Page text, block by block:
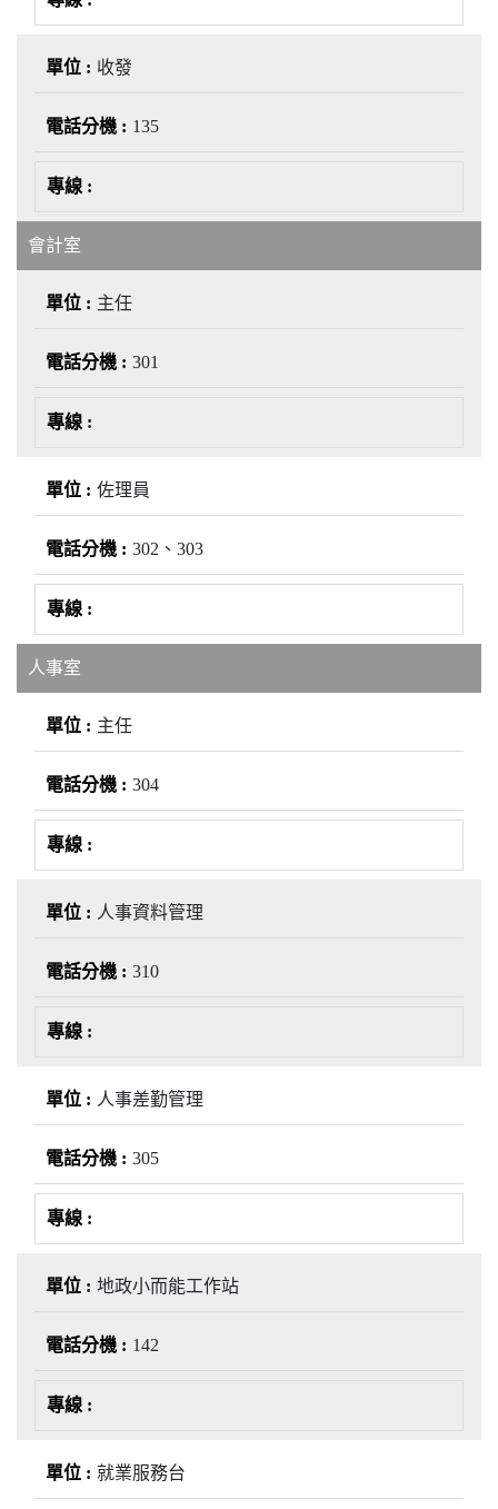
收發
135
會計室
主任
301
佐理員
302、303
人事室
主任
304
人事資料管理
310
人事差勤管理
305
地政小而能工作站
142
就業服務台